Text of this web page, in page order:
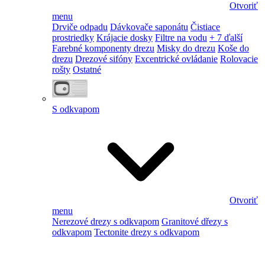
Otvoriť
menu
Drviče odpadu Dávkovače saponátu Čistiace
prostriedky Krájacie dosky Filtre na vodu + 7 ďalší
Farebné komponenty drezu Misky do drezu Koše do
drezu Drezové sifóny Excentrické ovládanie Rolovacie
rošty Ostatné
S odkvapom
Otvoriť
menu
Nerezové drezy s odkvapom Granitové dřezy s
odkvapom Tectonite drezy s odkvapom